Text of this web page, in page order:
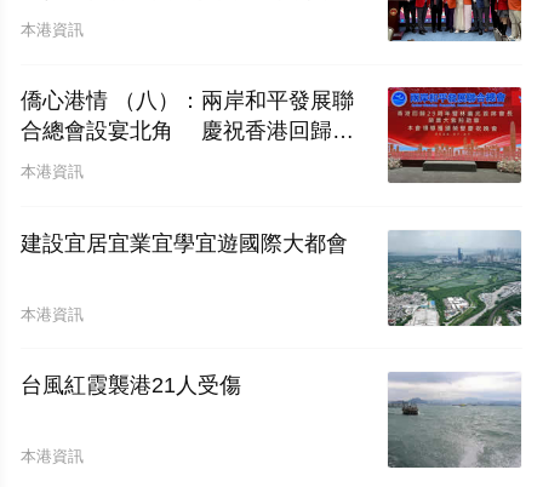
圓滿舉行
本港資訊
僑心港情 （八）：兩岸和平發展聯
合總會設宴北角 慶祝香港回歸二
十九周年暨林廣兆首席會長榮膺大紫
本港資訊
建設宜居宜業宜學宜遊國際大都會
本港資訊
台風紅霞襲港21人受傷
本港資訊